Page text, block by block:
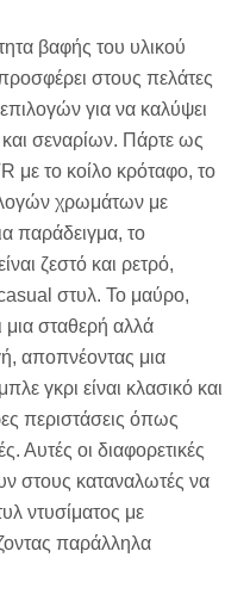
βαφής του υλικού
στους πελάτες
για να καλύψει
και σεναρίων. Πάρτε ως
με το κοίλο κρόταφο, το
χρωμάτων με
παράδειγμα, το
ζεστό και ρετρό,
casual στυλ. Το μαύρο,
μια σταθερή αλλά
αποπνέοντας μια
γκρι είναι κλασικό και
περιστάσεις όπως
Αυτές οι διαφορετικές
στους καταναλωτές να
ντυσίματος με
παράλληλα